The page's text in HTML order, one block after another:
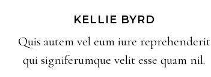
KELLIE BYRD
Quis autem vel eum iure reprehenderit
qui signiferumque velit esse quam nil.